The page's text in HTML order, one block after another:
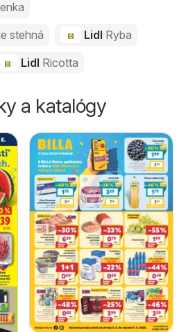
stehná Lidl Ryba
Lidl Ricotta
a katalógy